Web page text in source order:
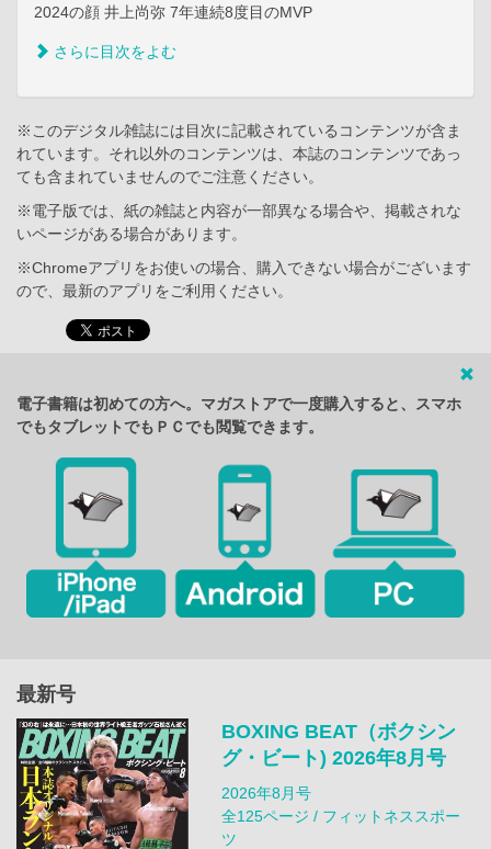
2024の顔 井上尚弥 7年連続8度目のMVP
さらに目次をよむ
※このデジタル雑誌には目次に記載されているコンテンツが含ま
れています。それ以外のコンテンツは、本誌のコンテンツであっ
ても含まれていませんのでご注意ください。
※電子版では、紙の雑誌と内容が一部異なる場合や、掲載されな
いページがある場合があります。
※Chromeアプリをお使いの場合、購入できない場合がございます
ので、最新のアプリをご利用ください。
電子書籍は初めての方へ。マガストアで一度購入すると、スマホ
でもタブレットでもＰＣでも閲覧できます。
最新号
BOXING BEAT（ボクシン
グ・ビート) 2026年8月号
2026年8月号
全125ページ / フィットネススポー
ツ